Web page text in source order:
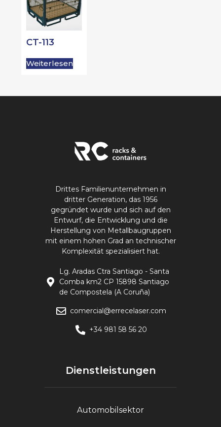
CT-113
Weiterlesen
Drittes Familienunternehmen in
dritter Generation, das 1956
gegründet wurde und sich auf den
Entwurf, die Entwicklung und die
Herstellung von Metallbaugruppen
mit einem hohen Grad an technischer
Komplexität spezialisiert hat.
Lg. Aradas Ctra Santiago - Santa
Comba km2 CP 15898 Santiago
de Compostela (A Coruña)
comercial@errecelaser.com
+34 981 58 56 20
Dienstleistungen
Automobilsektor